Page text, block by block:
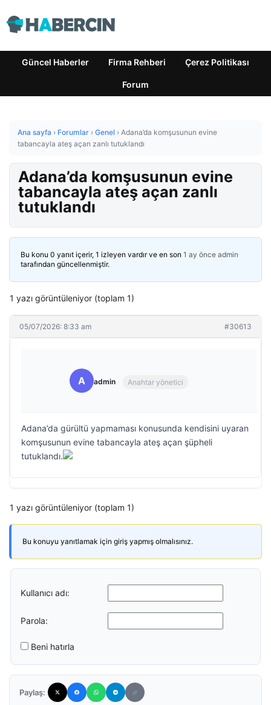
Güncel Haberler Firma Rehberi Çerez Politikası
Forum
Ana sayfa › Forumlar › Genel › Adana’da komşusunun evine
tabancayla ateş açan zanlı tutuklandı
Adana’da komşusunun evine
tabancayla ateş açan zanlı
tutuklandı
Bu konu 0 yanıt içerir, 1 izleyen vardır ve en son 1 ay önce admin
tarafından güncellenmiştir.
1 yazı görüntüleniyor (toplam 1)
05/07/2026: 8:33 am #30613
A admin Anahtar yönetici
Adana’da gürültü yapmaması konusunda kendisini uyaran
komşusunun evine tabancayla ateş açan şüpheli
tutuklandı.
1 yazı görüntüleniyor (toplam 1)
Bu konuyu yanıtlamak için giriş yapmış olmalısınız.
Kullanıcı adı:
Parola:
Beni hatırla
Paylaş: